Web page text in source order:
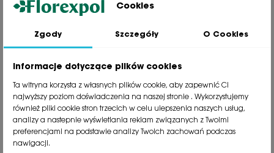
Jesteśmy wiodącą firmą wysyłkową roślin na terenie Polski. Od ponad
30 lat dzielimy się z naszymi Klientami naszą pasją, doświadczeniem i
81 533 23 05
phone81 533 30 50
phone 81 533 82 20
Polecane kategorie
Cookies
Zgody Szczegóły O Cookies
Informacje dotyczące plików cookies
Ta witryna korzysta z własnych plików cookie, aby zapewnić Ci
najwyższy poziom doświadczenia na naszej stronie . Wykorzystujemy
również pliki cookie stron trzecich w celu ulepszenia naszych usług,
analizy a nastepnie wyświetlania reklam związanych z Twoimi
preferencjami na podstawie analizy Twoich zachowań podczas
nawigacji.